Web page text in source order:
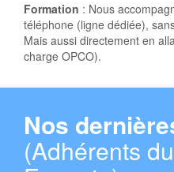
Formation : Nous
téléphone (ligne dédiée),
Mais aussi directement en
charge OPCO).
Nos
(Adhérents